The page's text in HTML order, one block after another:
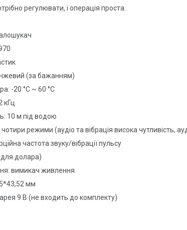
регулювати, і операція проста.
(за бажанням)
-20 °C ~ 60 °C
кГц
10 м під водою
чотири режими (аудіо та вібрація висока чутливість,
частота звуку/вібрації пульсу
долара)
вимикач живлення
мм
9 В (не входить до комплекту)